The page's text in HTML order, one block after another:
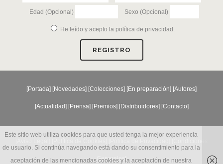
Edad (Opcional) Sexo (Opcional)
He leído y acepto la política de privacidad .
[Portada] [Novedades] [Colecciones] [En preparación] [Autores]
[Actualidad] [Prensa] [Premios] [Distribuidores] [Contacto]
Generales ]
Este sitio web utiliza cookies para que usted tenga la mejor experiencia
de usuario. Si continúa navegando está dando su consentimiento para la
aceptación de las mencionadas cookies y la aceptación de nuestra